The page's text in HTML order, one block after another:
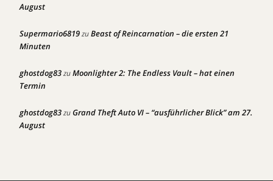
August
Supermario6819zuBeast of Reincarnation – die ersten 21
Minuten
ghostdog83zuMoonlighter 2: The Endless Vault – hat einen
Termin
ghostdog83zuGrand Theft Auto VI – “ausführlicher Blick” am 27.
August